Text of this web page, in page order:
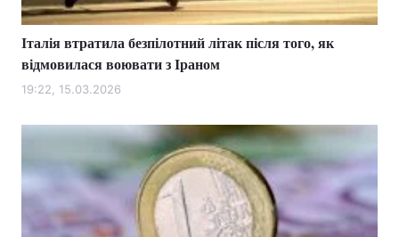
Італія втратила безпілотний літак після того, як
відмовилася воювати з Іраном
19:22, 15.03.2026